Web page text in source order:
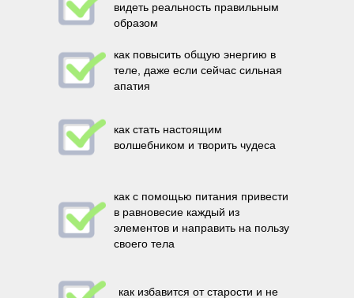
как повысить общую энергию в
теле, даже если сейчас сильная
апатия
видеть реальность правильным
образом
как стать настоящим
волшебником и творить чудеса
как с помощью питания привести
в равновесие каждый из
элементов и направить на пользу
своего тела
как избавится от старости и не